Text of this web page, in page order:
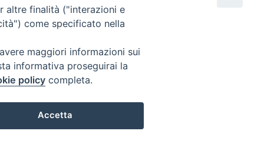
altre finalità ("interazioni e
come specificato nella
maggiori informazioni sui
informativa proseguirai la
policy completa.
Accetta